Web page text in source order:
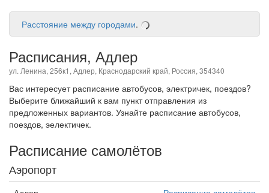
Расстояние между городами.
Расписания, Адлер
ул. Ленина, 256к1, Адлер, Краснодарский край, Россия, 354340
Вас интересует расписание автобусов, электричек, поездов?
Выберите ближайший к вам пункт отправления из
предложенных вариантов. Узнайте расписание автобусов,
поездов, эелектичек.
Расписание самолётов
Аэропорт